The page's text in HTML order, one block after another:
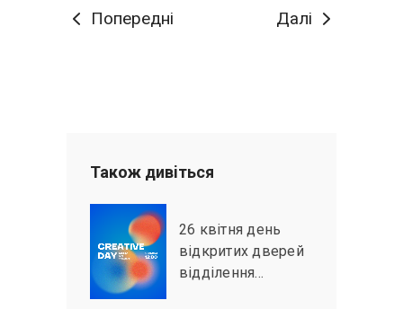
Попередні Далі
Також дивiться
26 квітня день
відкритих дверей
відділення…